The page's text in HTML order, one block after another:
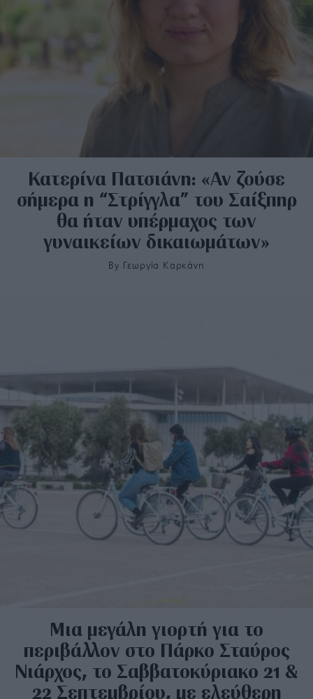
Κατερίνα Πατσιάνη: «Αν ζούσε
σήμερα η “Στρίγγλα” του Σαίξπηρ
θα ήταν υπέρμαχος των
γυναικείων δικαιωμάτων»
By Γεωργία Καρκάνη
Μια μεγάλη γιορτή για το
περιβάλλον στο Πάρκο Σταύρος
Νιάρχος, το Σαββατοκύριακο 21 &
22 Σεπτεμβρίου, με ελεύθερη